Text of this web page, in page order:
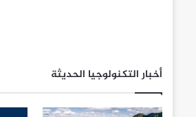
أخبار التكنولوجيا الحديثة